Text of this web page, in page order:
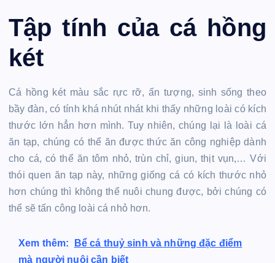
Tập tính của cá hồng
két
Cá hồng két màu sắc rực rỡ, ấn tượng, sinh sống theo
bầy đàn, có tính khá nhút nhát khi thấy những loài có kích
thước lớn hẳn hơn mình. Tuy nhiên, chúng lại là loài cá
ăn tạp, chúng có thể ăn được thức ăn công nghiệp dành
cho cá, có thể ăn tôm nhỏ, trùn chỉ, giun, thịt vụn,… Với
thói quen ăn tạp này, những giống cá có kích thước nhỏ
hơn chúng thì không thể nuôi chung được, bởi chúng có
thể sẽ tấn công loài cá nhỏ hơn.
Xem thêm:
Bể cá thuỷ sinh và những đặc điểm
mà người nuôi cần biết